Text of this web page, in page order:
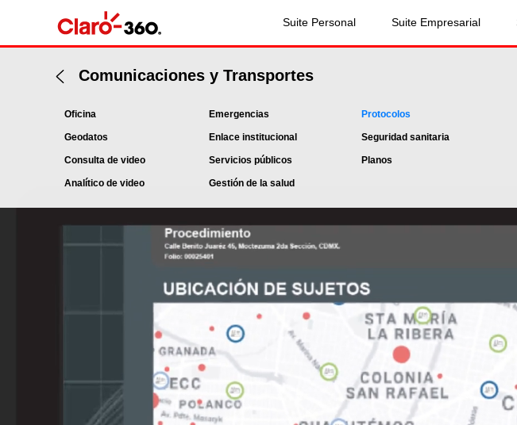
Suite Personal Suite Empresarial
Comunicaciones y Transportes
Oficina
Geodatos
Consulta de video
Analítico de video
Emergencias
Enlace institucional
Servicios públicos
Gestión de la salud
Protocolos
Seguridad sanitaria
Planos